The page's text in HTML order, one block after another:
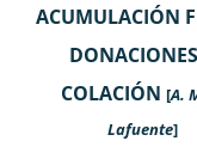
ACUMULACIÓN
COLACIÓN [A.
Lafuente]